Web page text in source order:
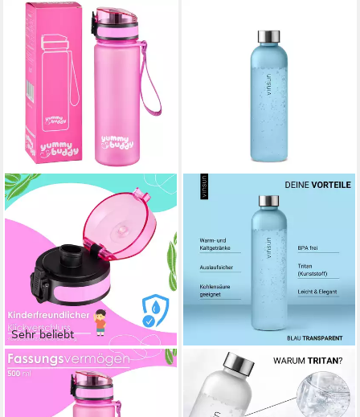
Sehr beliebt
ECOSA
Trinkflasche EO-8192 yummy
buddy, BPA-
VINSUN
Trinkflasche Tritan
Wasserflasche 650ml -